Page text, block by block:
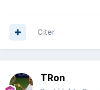
Citer
TRon